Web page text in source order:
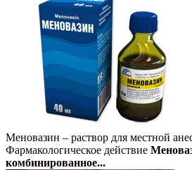
Меновазин – раствор для местной
Фармакологическое действие
комбинированное...